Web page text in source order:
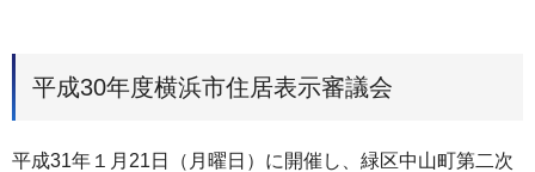
平成30年度横浜市住居表示審議会
平成31年１月21日（月曜日）に開催し、緑区中山町第二次